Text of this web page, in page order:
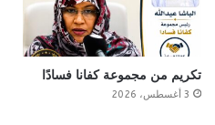
تكريم من مجموعة كفانا فسادًا
3 أغسطس، 2026